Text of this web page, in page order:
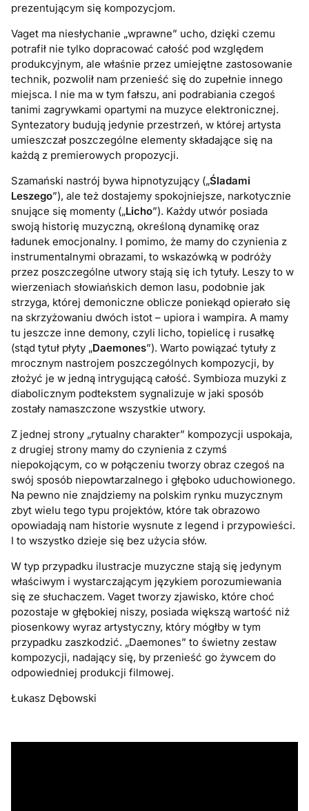
prezentującym się kompozycjom.
Vaget ma niesłychanie „wprawne” ucho, dzięki czemu
potrafił nie tylko dopracować całość pod względem
produkcyjnym, ale właśnie przez umiejętne zastosowanie
technik, pozwolił nam przenieść się do zupełnie innego
miejsca. I nie ma w tym fałszu, ani podrabiania czegoś
tanimi zagrywkami opartymi na muzyce elektronicznej.
Syntezatory budują jedynie przestrzeń, w której artysta
umieszczał poszczególne elementy składające się na
każdą z premierowych propozycji.
Szamański nastrój bywa hipnotyzujący („Śladami
Leszego”), ale też dostajemy spokojniejsze, narkotycznie
snujące się momenty („Licho”). Każdy utwór posiada
swoją historię muzyczną, określoną dynamikę oraz
ładunek emocjonalny. I pomimo, że mamy do czynienia z
instrumentalnymi obrazami, to wskazówką w podróży
przez poszczególne utwory stają się ich tytuły. Leszy to w
wierzeniach słowiańskich demon lasu, podobnie jak
strzyga, której demoniczne oblicze poniekąd opierało się
na skrzyżowaniu dwóch istot – upiora i wampira. A mamy
tu jeszcze inne demony, czyli licho, topielicę i rusałkę
(stąd tytuł płyty „Daemones”). Warto powiązać tytuły z
mrocznym nastrojem poszczególnych kompozycji, by
złożyć je w jedną intrygującą całość. Symbioza muzyki z
diabolicznym podtekstem sygnalizuje w jaki sposób
zostały namaszczone wszystkie utwory.
Z jednej strony „rytualny charakter” kompozycji uspokaja,
z drugiej strony mamy do czynienia z czymś
niepokojącym, co w połączeniu tworzy obraz czegoś na
swój sposób niepowtarzalnego i głęboko uduchowionego.
Na pewno nie znajdziemy na polskim rynku muzycznym
zbyt wielu tego typu projektów, które tak obrazowo
opowiadają nam historie wysnute z legend i przypowieści.
I to wszystko dzieje się bez użycia słów.
W typ przypadku ilustracje muzyczne stają się jedynym
właściwym i wystarczającym językiem porozumiewania
się ze słuchaczem. Vaget tworzy zjawisko, które choć
pozostaje w głębokiej niszy, posiada większą wartość niż
piosenkowy wyraz artystyczny, który mógłby w tym
przypadku zaszkodzić. „Daemones” to świetny zestaw
kompozycji, nadający się, by przenieść go żywcem do
odpowiedniej produkcji filmowej.
Łukasz Dębowski